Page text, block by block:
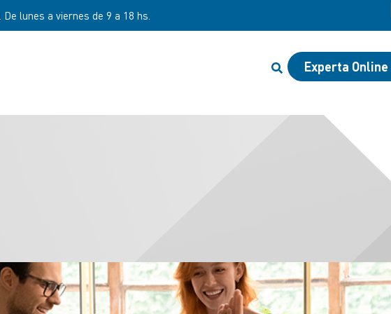
. De lunes a viernes de 9 a 18 hs.
Experta Online